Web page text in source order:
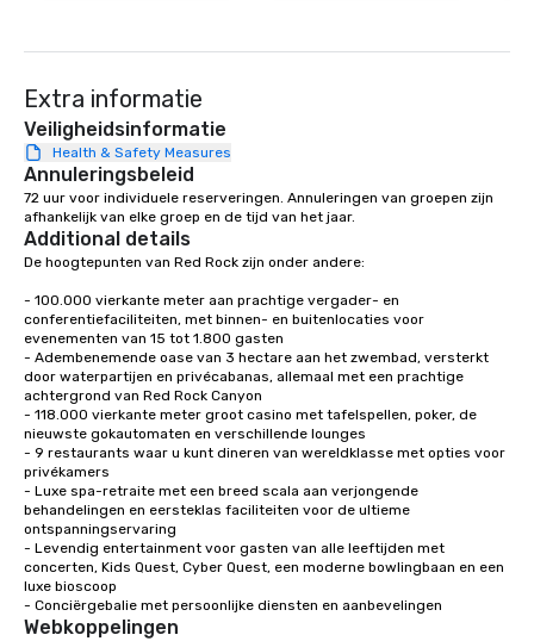
Extra informatie
Veiligheidsinformatie
Health & Safety Measures
Annuleringsbeleid
72 uur voor individuele reserveringen. Annuleringen van groepen zijn
afhankelijk van elke groep en de tijd van het jaar.
Additional details
De hoogtepunten van Red Rock zijn onder andere:
- 100.000 vierkante meter aan prachtige vergader- en
conferentiefaciliteiten, met binnen- en buitenlocaties voor
evenementen van 15 tot 1.800 gasten
- Adembenemende oase van 3 hectare aan het zwembad, versterkt
door waterpartijen en privécabanas, allemaal met een prachtige
achtergrond van Red Rock Canyon
- 118.000 vierkante meter groot casino met tafelspellen, poker, de
nieuwste gokautomaten en verschillende lounges
- 9 restaurants waar u kunt dineren van wereldklasse met opties voor
privékamers
- Luxe spa-retraite met een breed scala aan verjongende
behandelingen en eersteklas faciliteiten voor de ultieme
ontspanningservaring
- Levendig entertainment voor gasten van alle leeftijden met
concerten, Kids Quest, Cyber Quest, een moderne bowlingbaan en een
luxe bioscoop
- Conciërgebalie met persoonlijke diensten en aanbevelingen
Webkoppelingen